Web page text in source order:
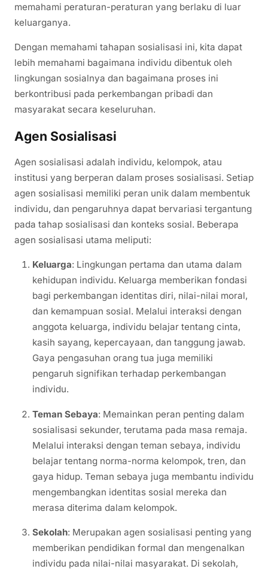
memahami peraturan-peraturan yang berlaku di luar
keluarganya.
Dengan memahami tahapan sosialisasi ini, kita dapat
lebih memahami bagaimana individu dibentuk oleh
lingkungan sosialnya dan bagaimana proses ini
berkontribusi pada perkembangan pribadi dan
masyarakat secara keseluruhan.
Agen Sosialisasi
Agen sosialisasi adalah individu, kelompok, atau
institusi yang berperan dalam proses sosialisasi. Setiap
agen sosialisasi memiliki peran unik dalam membentuk
individu, dan pengaruhnya dapat bervariasi tergantung
pada tahap sosialisasi dan konteks sosial. Beberapa
agen sosialisasi utama meliputi:
Keluarga: Lingkungan pertama dan utama dalam
kehidupan individu. Keluarga memberikan fondasi
bagi perkembangan identitas diri, nilai-nilai moral,
dan kemampuan sosial. Melalui interaksi dengan
anggota keluarga, individu belajar tentang cinta,
kasih sayang, kepercayaan, dan tanggung jawab.
Gaya pengasuhan orang tua juga memiliki
pengaruh signifikan terhadap perkembangan
individu.
Teman Sebaya: Memainkan peran penting dalam
sosialisasi sekunder, terutama pada masa remaja.
Melalui interaksi dengan teman sebaya, individu
belajar tentang norma-norma kelompok, tren, dan
gaya hidup. Teman sebaya juga membantu individu
mengembangkan identitas sosial mereka dan
merasa diterima dalam kelompok.
Sekolah: Merupakan agen sosialisasi penting yang
memberikan pendidikan formal dan mengenalkan
individu pada nilai-nilai masyarakat. Di sekolah,